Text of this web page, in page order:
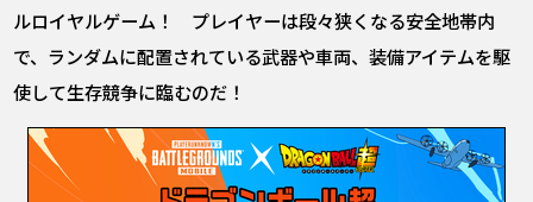
ルロイヤルゲーム！ プレイヤーは段々狭くなる安全地帯内
で、ランダムに配置されている武器や車両、装備アイテムを駆
使して生存競争に臨むのだ！